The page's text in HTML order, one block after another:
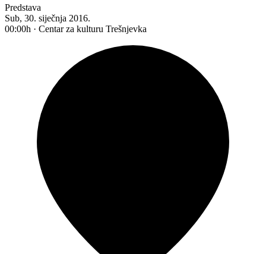
Predstava
Sub, 30. siječnja 2016.
00:00h · Centar za kulturu Trešnjevka